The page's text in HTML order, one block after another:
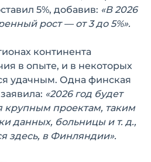
5%, добавив: «В 2026
рост — от 3 до 5%».
континента
в опыте, и в некоторых
удачным. Одна финская
«2026 год будет
крупным проектам, таким
данных, больницы и т. д.,
здесь, в Финляндии».